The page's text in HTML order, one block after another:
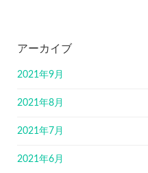
アーカイブ
2021年9月
2021年8月
2021年7月
2021年6月